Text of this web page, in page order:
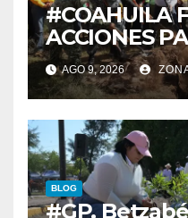
#COAHUILA
ACCIONES
AGO 9, 2026
BLOG
#GP.